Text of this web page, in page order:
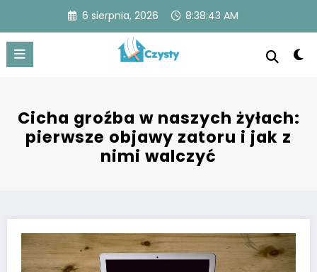
content
6 sierpnia, 2026 8:38:43 AM
świeżym powietrzem, zapewniająca komfort i zdrowie.
Cicha groźba w naszych żyłach:
pierwsze objawy zatoru i jak z
nimi walczyć